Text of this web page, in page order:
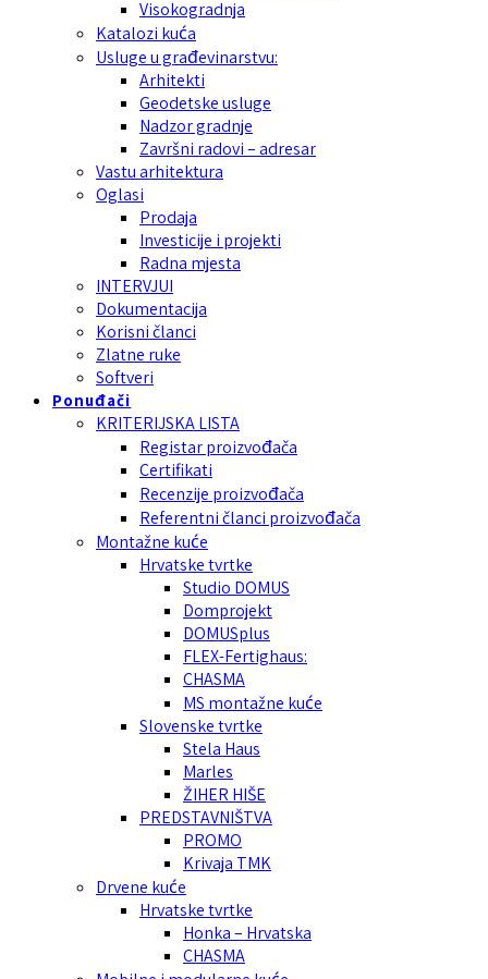
Visokogradnja
Katalozi kuća
Usluge u građevinarstvu:
Arhitekti
Geodetske usluge
Nadzor gradnje
Završni radovi – adresar
Vastu arhitektura
Oglasi
Prodaja
Investicije i projekti
Radna mjesta
INTERVJUI
Dokumentacija
Korisni članci
Zlatne ruke
Softveri
Ponuđači
KRITERIJSKA LISTA
Registar proizvođača
Certifikati
Recenzije proizvođača
Referentni članci proizvođača
Montažne kuće
Hrvatske tvrtke
Studio DOMUS
Domprojekt
DOMUSplus
FLEX-Fertighaus:
CHASMA
MS montažne kuće
Slovenske tvrtke
Stela Haus
Marles
ŽIHER HIŠE
PREDSTAVNIŠTVA
PROMO
Krivaja TMK
Drvene kuće
Hrvatske tvrtke
Honka – Hrvatska
CHASMA